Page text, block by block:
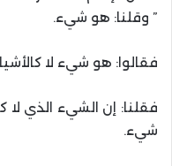
” وقلنا: هو شيء.
فقالوا: هو شيء لا
فقلنا: إن الشيء الذي لا
شيء.